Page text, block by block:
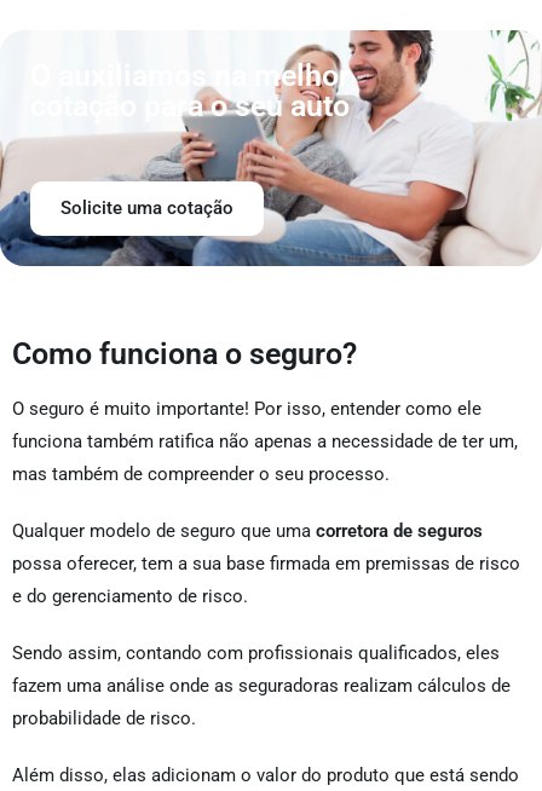
O auxiliamos na melhor
cotação para o seu auto
Solicite uma cotação
Como funciona o seguro?
O seguro é muito importante! Por isso, entender como ele
funciona também ratifica não apenas a necessidade de ter um,
mas também de compreender o seu processo.
Qualquer modelo de seguro que uma corretora de seguros
possa oferecer, tem a sua base firmada em premissas de risco
e do gerenciamento de risco.
Sendo assim, contando com profissionais qualificados, eles
fazem uma análise onde as seguradoras realizam cálculos de
probabilidade de risco.
Além disso, elas adicionam o valor do produto que está sendo